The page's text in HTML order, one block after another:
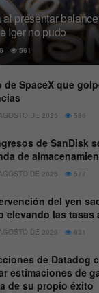
presentar
Iger no pudo
561
de SpaceX que
DE 2026 586
de SanDisk
de
DE 2026 577
del yen
elevando las tasas
DE 2026 631
de Datadog
estimaciones de
de su propio éxito